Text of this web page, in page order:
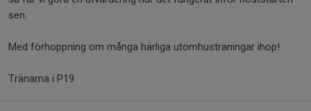
sen.
Med förhoppning om många härliga utomhusträningar ihop!
Tränarna i P19